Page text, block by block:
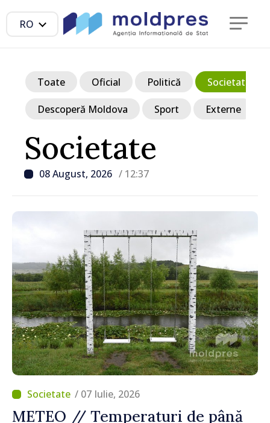
RO
Societate
08 August, 2026 / 12:37
Toate Oficial Politică Societate
Descoperă Moldova Sport Externe
/ 07 Iulie, 2026
METEO // Temperaturi de până